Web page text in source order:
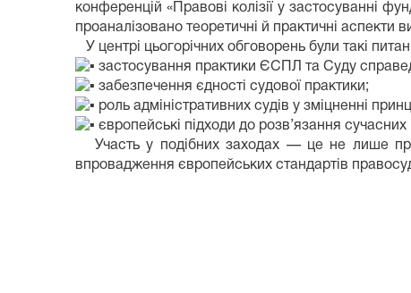
конференцій «Правові колізії у застосуванні
проаналізовано теоретичні й практичні
У центрі цьогорічних обговорень були такі
застосування практики ЄСПЛ та Суду
забезпечення єдності судової практики;
роль адміністративних судів у зміцненні
європейські підходи до розв’язання
Участь у подібних заходах — це не лише
впровадження європейських стандартів